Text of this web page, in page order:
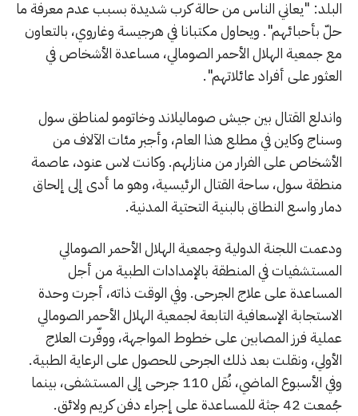
البلد: "يعاني الناس من حالة كرب شديدة بسبب عدم معرفة ما
حلّ بأحبائهم". ويحاول مكتبانا في هرجيسة وغاروي، بالتعاون
مع جمعية الهلال الأحمر الصومالي، مساعدة الأشخاص في
العثور على أفراد عائلاتهم".
واندلع القتال بين جيش صوماليلاند وخاتومو لمناطق سول
وسناج وكاين في مطلع هذا العام، وأجبر مئات الآلاف من
الأشخاص على الفرار من منازلهم. وكانت لاس عنود، عاصمة
منطقة سول، ساحة القتال الرئيسية، وهو ما أدى إلى إلحاق
دمار واسع النطاق بالبنية التحتية المدنية.
ودعمت اللجنة الدولية وجمعية الهلال الأحمر الصومالي
المستشفيات في المنطقة بالإمدادات الطبية من أجل
المساعدة على علاج الجرحى. وفي الوقت ذاته، أجرت وحدة
الاستجابة الإسعافية التابعة لجمعية الهلال الأحمر الصومالي
عملية فرز المصابين على خطوط المواجهة، ووفّرت العلاج
الأولي، ونقلت بعد ذلك الجرحى للحصول على الرعاية الطبية.
وفي الأسبوع الماضي، نُقل 110 جرحى إلى المستشفى، بينما
جُمعت 42 جثة للمساعدة على إجراء دفن كريم ولائق.